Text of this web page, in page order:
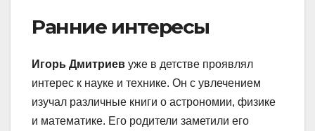
Ранние интересы
Игорь Дмитриев уже в детстве проявлял
интерес к науке и технике. Он с увлечением
изучал различные книги о астрономии, физике
и математике. Его родители заметили его